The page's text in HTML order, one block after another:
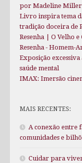
por Madeline Miller
Livro inspira tema
tradição doceira de
Resenha | O Velho
Resenha - Homem-
Exposição excessiva
saúde mental
IMAX: Imersão
MAIS RECENTES:
A conexão entre
comunidades e
Cuidar para